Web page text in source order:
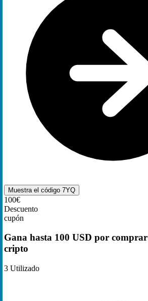
Muestra el código 7YQ
100€
Descuento
cupón
Gana hasta 100 USD por
cripto
3 Utilizado